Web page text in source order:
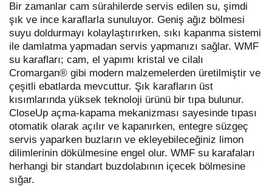
Bir zamanlar cam sürahilerde servis edilen su, şimdi
şık ve ince karaflarla sunuluyor. Geniş ağız bölmesi
suyu doldurmayı kolaylaştırırken, sıkı kapanma sistemi
ile damlatma yapmadan servis yapmanızı sağlar. WMF
su karafları; cam, el yapımı kristal ve cilalı
Cromargan® gibi modern malzemelerden üretilmiştir ve
çeşitli ebatlarda mevcuttur. Şık karafların üst
kısımlarında yüksek teknoloji ürünü bir tıpa bulunur.
CloseUp açma-kapama mekanizması sayesinde tıpası
otomatik olarak açılır ve kapanırken, entegre süzgeç
servis yaparken buzların ve ekleyebileceğiniz limon
dilimlerinin dökülmesine engel olur. WMF su karafaları
herhangi bir standart buzdolabının içecek bölmesine
sığar.